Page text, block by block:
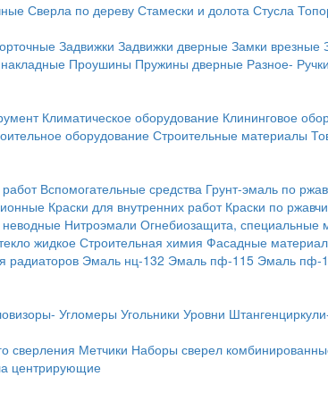
Сверла по дереву Стамески и долота Стусла
Задвижки Задвижки дверные Замки врезные
Проушины Пружины дверные Разное- Ручки
Климатическое оборудование Клининговое
оборудованиеСтроительные материалы
Вспомогательные средства Грунт-эмаль по
Краски для внутренних работ Краски по
Нитроэмали Огнебиозащита, специальные
жидкоеСтроительная химия Фасадные
радиаторов Эмаль нц-132 Эмаль пф-115 Эмаль пф-
Угломеры Угольники Уровни
сверления Метчики Наборы сверел
центрирующие